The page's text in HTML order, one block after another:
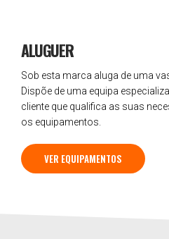
ALUGUER
Sob esta marca aluga de uma
Dispõe de uma equipa
cliente que qualifica as suas
os equipamentos.
VER EQUIPAMENTOS